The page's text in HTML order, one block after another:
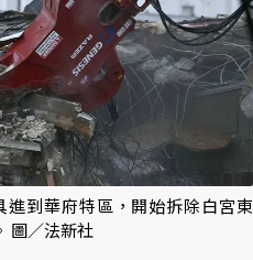
進到華府特區，開始拆除白宮東
圖／法新社